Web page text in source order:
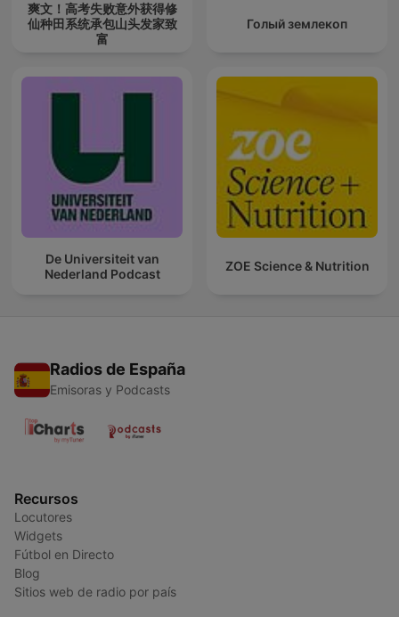
爽文！高考失败意外获得修
仙种田系统承包山头发家致
富
Голый землекоп
De Universiteit van
Nederland Podcast
ZOE Science & Nutrition
Radios de España
Emisoras y Podcasts
Recursos
Locutores
Widgets
Fútbol en Directo
Blog
Sitios web de radio por país